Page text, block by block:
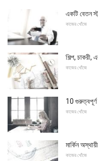
একটি বেতন
কাজের খোঁজে
শিল্প, চাকরী,
কাজের খোঁজে
10 গুরুত্বপূর্ণ
কাজের খোঁজে
মার্কিন
কাজের খোঁজে